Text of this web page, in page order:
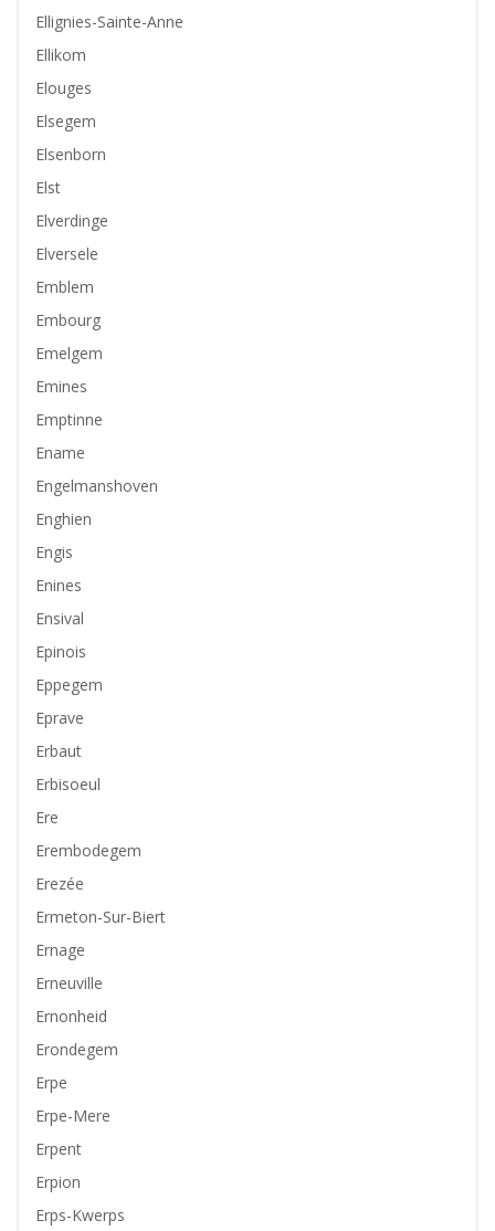
Ellignies-Sainte-Anne
Ellikom
Elouges
Elsegem
Elsenborn
Elst
Elverdinge
Elversele
Emblem
Embourg
Emelgem
Emines
Emptinne
Ename
Engelmanshoven
Enghien
Engis
Enines
Ensival
Epinois
Eppegem
Eprave
Erbaut
Erbisoeul
Ere
Erembodegem
Erezée
Ermeton-Sur-Biert
Ernage
Erneuville
Ernonheid
Erondegem
Erpe
Erpe-Mere
Erpent
Erpion
Erps-Kwerps